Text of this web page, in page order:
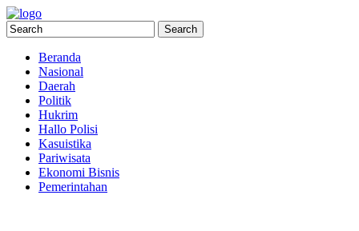
Beranda
Nasional
Daerah
Politik
Hukrim
Hallo Polisi
Kasuistika
Pariwisata
Ekonomi Bisnis
Pemerintahan